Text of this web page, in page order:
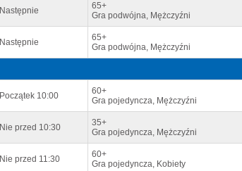
Następnie
65+
Gra podwójna, Mężczyźni
Następnie
65+
Gra podwójna, Mężczyźni
Początek 10:00
60+
Gra pojedyncza, Mężczyźni
Nie przed 10:30
35+
Gra pojedyncza, Mężczyźni
Nie przed 11:30
60+
Gra pojedyncza, Kobiety